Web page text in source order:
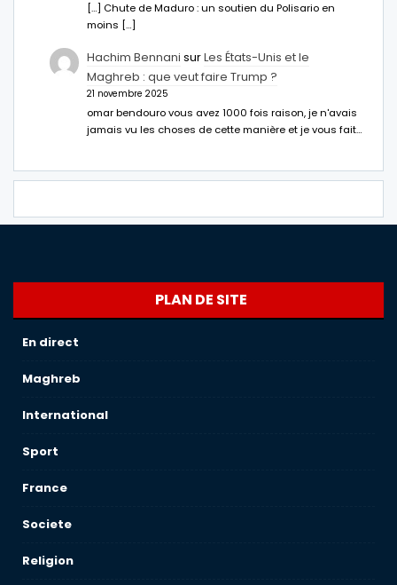
[…] Chute de Maduro : un soutien du Polisario en
moins […]
Hachim Bennani surLes États-Unis et le
Maghreb : que veut faire Trump ?
21 novembre 2025
omar bendouro vous avez 1000 fois raison, je n'avais
jamais vu les choses de cette manière et je vous fait…
PLAN DE SITE
En direct
Maghreb
International
Sport
France
Societe
Religion